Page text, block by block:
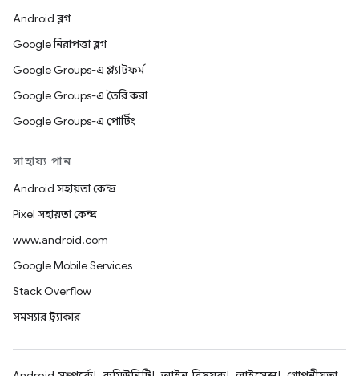
Android ব্লগ
Google নিরাপত্তা ব্লগ
Google Groups-এ প্ল্যাটফর্ম
Google Groups-এ তৈরি করা
Google Groups-এ পোর্টিং
সাহায্য পান
Android সহায়তা কেন্দ্র
Pixel সহায়তা কেন্দ্র
www.android.com
Google Mobile Services
Stack Overflow
সমস্যার ট্র্যাকার